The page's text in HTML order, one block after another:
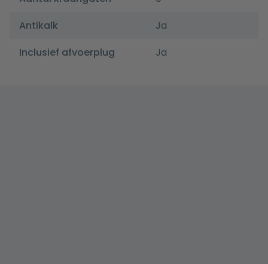
Antikalk
Ja
Inclusief afvoerplug
Ja